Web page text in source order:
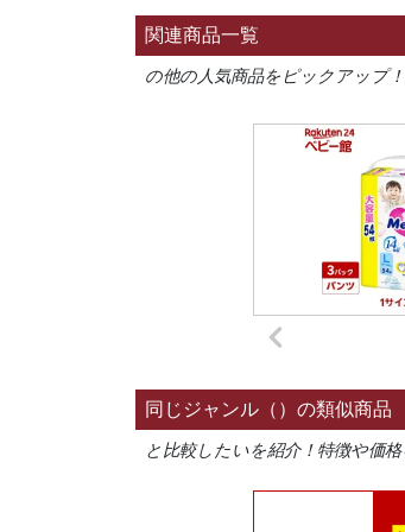
関連商品一覧
の他の人気商品をピックアップ
同じジャンル（）の類似商品
と比較したいを紹介！特徴や価